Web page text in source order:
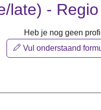
late) -
Heb je nog geen
Vul onderstaand